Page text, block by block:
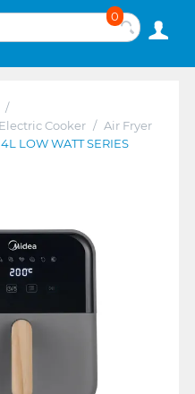
0
/
Electric Cooker / Air Fryer
LOW WATT SERIES